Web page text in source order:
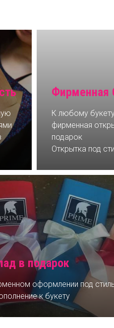
Фирменная
К любому
фирменная
подарок
Открытка под
в подарок
оформлении под
к букету